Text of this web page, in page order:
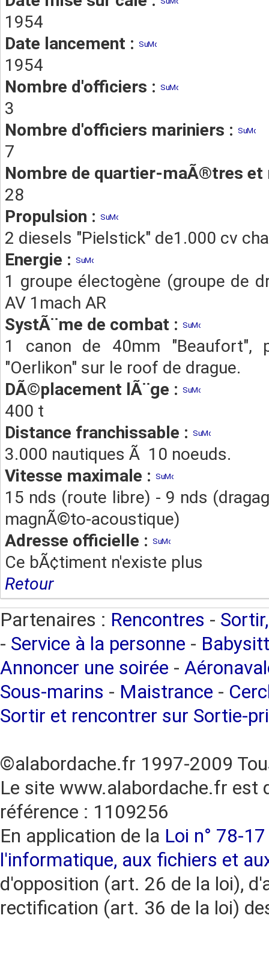
1954
Date lancement :
1954
Nombre d'officiers :
3
Nombre d'officiers mariniers :
7
Nombre de quartier-maÃ®tres
28
Propulsion :
2 diesels "Pielstick" de1.000 cv
Energie :
1 groupe électogène (groupe de
AV 1mach AR
SystÃ¨me de combat :
1 canon de 40mm "Beaufort",
"Oerlikon" sur le roof de drague.
DÃ©placement lÃ¨ge :
400 t
Distance franchissable :
3.000 nautiques Ã 10 noeuds.
Vitesse maximale :
15 nds (route libre) - 9 nds
magnÃ©to-acoustique)
Adresse officielle :
Ce bÃ¢timent n'existe plus
Retour
Partenaires : Rencontres -
- Service à la personne -
Annoncer une soirée -
Sous-marins - Maistrance -
Sortir et rencontrer sur Sortie-
©alabordache.fr 1997-2009
Le site www.alabordache.fr est
référence : 1109256
En application de la Loi n° 78-
l'informatique, aux fichiers et
d'opposition (art. 26 de la loi),
rectification (art. 36 de la loi)